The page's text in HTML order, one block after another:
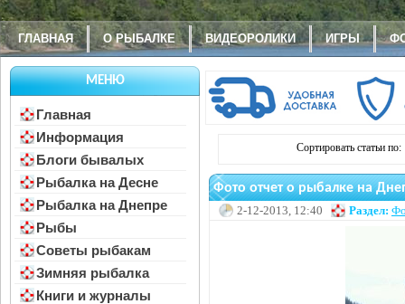
ГЛАВНАЯ О РЫБАЛКЕ ВИДЕОРОЛИКИ ИГРЫ
МЕНЮ
Главная
Информация
Блоги бывалых
Рыбалка на Десне
Рыбалка на Днепре
Рыбы
Советы рыбакам
Зимняя рыбалка
Книги и журналы
Сортировать статьи по:
Фото отчет о рыбалке на
2-12-2013, 12:40 Раздел: